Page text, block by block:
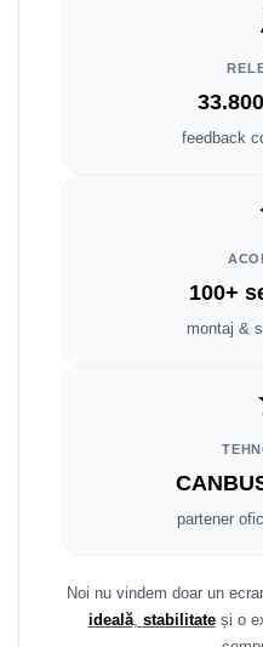
Navigații auto universale
feedback
100+
montaj &
partener
Noi nu vindem doar un
ideală, stabilitateși o